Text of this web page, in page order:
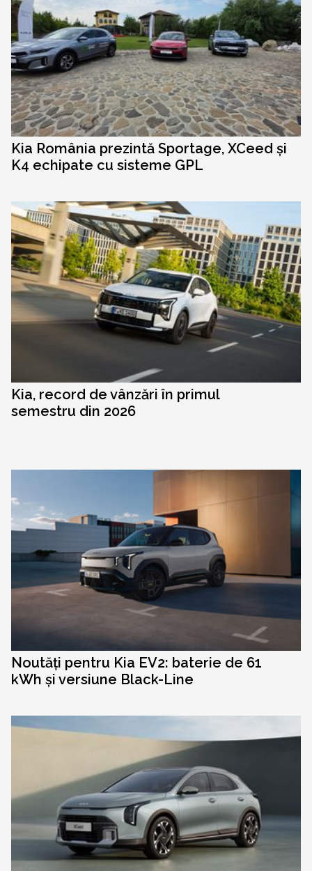
Kia România prezintă Sportage, XCeed și
K4 echipate cu sisteme GPL
Kia, record de vânzări în primul
semestru din 2026
Noutăți pentru Kia EV2: baterie de 61
kWh și versiune Black-Line